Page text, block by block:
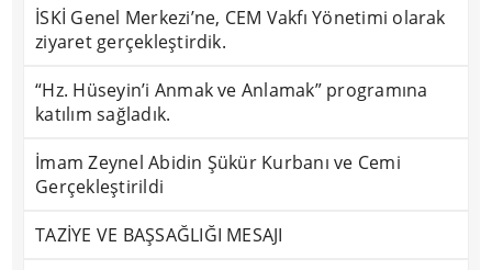
İSKİ Genel Merkezi’ne, CEM Vakfı Yönetimi olarak
ziyaret gerçekleştirdik.
“Hz. Hüseyin’i Anmak ve Anlamak” programına
katılım sağladık.
İmam Zeynel Abidin Şükür Kurbanı ve Cemi
Gerçekleştirildi
TAZİYE VE BAŞSAĞLIĞI MESAJI